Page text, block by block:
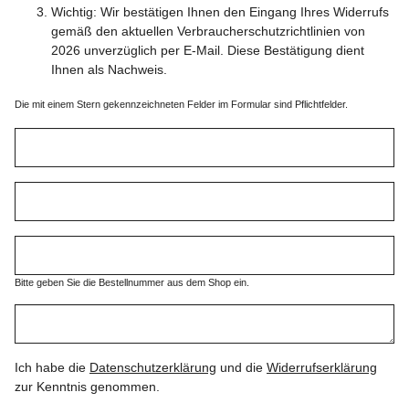
Wichtig: Wir bestätigen Ihnen den Eingang Ihres Widerrufs
gemäß den aktuellen Verbraucherschutzrichtlinien von
2026 unverzüglich per E-Mail. Diese Bestätigung dient
Ihnen als Nachweis.
Die mit einem Stern gekennzeichneten Felder im Formular sind Pflichtfelder.
Bitte geben Sie die Bestellnummer aus dem Shop ein.
Ich habe die Datenschutzerklärung und die Widerrufserklärung
zur Kenntnis genommen.